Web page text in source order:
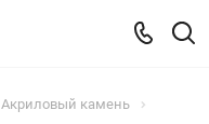
Акриловый камень